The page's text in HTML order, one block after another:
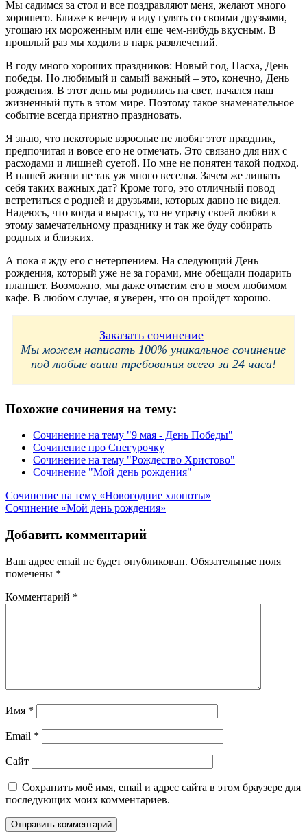
Мы садимся за стол и все поздравляют меня, желают много
хорошего. Ближе к вечеру я иду гулять со своими друзьями,
угощаю их мороженным или еще чем-нибудь вкусным. В
прошлый раз мы ходили в парк развлечений.
В году много хороших праздников: Новый год, Пасха, День
победы. Но любимый и самый важный – это, конечно, День
рождения. В этот день мы родились на свет, начался наш
жизненный путь в этом мире. Поэтому такое знаменательное
событие всегда приятно праздновать.
Я знаю, что некоторые взрослые не любят этот праздник,
предпочитая и вовсе его не отмечать. Это связано для них с
расходами и лишней суетой. Но мне не понятен такой подход.
В нашей жизни не так уж много веселья. Зачем же лишать
себя таких важных дат? Кроме того, это отличный повод
встретиться с родней и друзьями, которых давно не видел.
Надеюсь, что когда я вырасту, то не утрачу своей любви к
этому замечательному празднику и так же буду собирать
родных и близких.
А пока я жду его с нетерпением. На следующий День
рождения, который уже не за горами, мне обещали подарить
планшет. Возможно, мы даже отметим его в моем любимом
кафе. В любом случае, я уверен, что он пройдет хорошо.
Заказать сочинение
Мы можем написать 100% уникальное сочинение
под любые ваши требования всего за 24 часа!
Похожие сочинения на тему:
Сочинение на тему "9 мая - День Победы"
Сочинение про Снегурочку
Сочинение на тему "Рождество Христово"
Сочинение "Мой день рождения"
Навигация
по
записям
Сочинение на тему «Новогодние хлопоты»
Сочинение «Мой день рождения»
Добавить комментарий
Ваш адрес email не будет опубликован. Обязательные поля
помечены *
Комментарий *
Имя *
Email *
Сайт
Сохранить моё имя, email и адрес сайта в этом браузере для
последующих моих комментариев.